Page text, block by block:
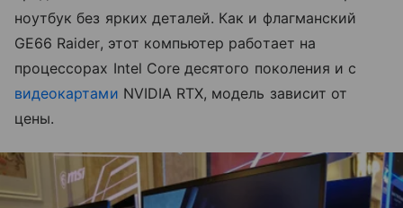
ноутбук без ярких деталей. Как и флагманский
GE66 Raider, этот компьютер работает на
процессорах Intel Core десятого поколения и с
видеокартами NVIDIA RTX, модель зависит от
цены.